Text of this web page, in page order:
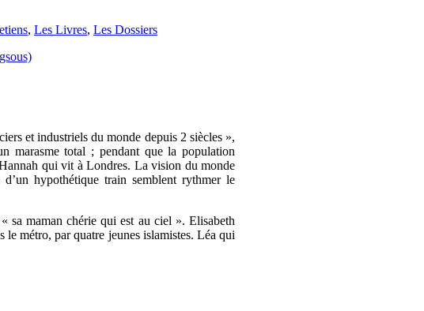
, Les Livres, Les Dossiers
et industriels du monde depuis 2 siècles »,
marasme total ; pendant que la population
qui vit à Londres. La vision du monde
d’un hypothétique train semblent rythmer le
sa maman chérie qui est au ciel ». Elisabeth
le métro, par quatre jeunes islamistes. Léa qui